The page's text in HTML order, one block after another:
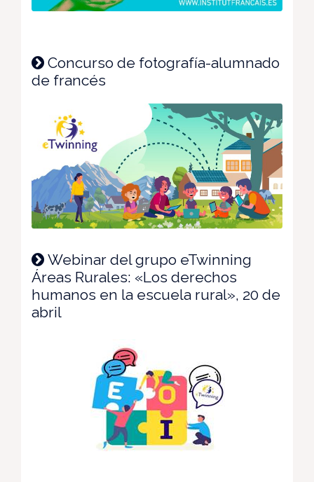
Concurso de fotografía-alumnado
de francés
Webinar del grupo eTwinning
Áreas Rurales: «Los derechos
humanos en la escuela rural», 20 de
abril